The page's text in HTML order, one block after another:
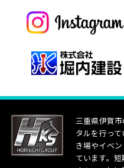
三重県伊賀
タルを行っ
き場やイベ
ています。